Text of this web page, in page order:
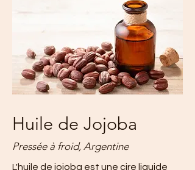
Huile de Jojoba
Pressée à froid, Argentine
L'huile de jojoba est une cire liquide